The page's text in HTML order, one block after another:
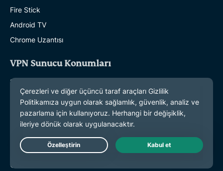
Fire Stick
Android TV
Chrome Uzantısı
VPN Sunucu Konumları
113 Ülkede VPN Sunucusu
ABD VPN
Birleşik Krallık VPN
Kanada VPN
Avustralya VPN
Özellikler
Live Chat